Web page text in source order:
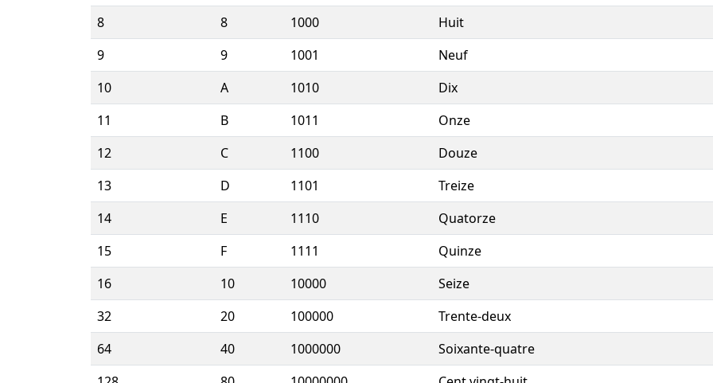
8
8 1000
Huit
9
9 1001
Neuf
10
A 1010
Dix
11
B 1011
Onze
12
C 1100
Douze
13
D 1101
Treize
14
E 1110
Quatorze
15
F 1111
Quinze
16
10 10000
Seize
32
20 100000
Trente-deux
64
40 1000000
Soixante-quatre